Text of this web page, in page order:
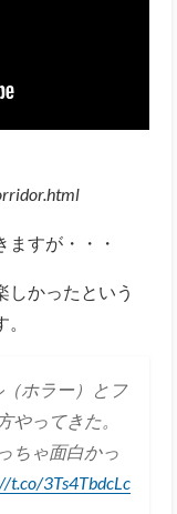
すが・・・
しかったという
（ホラー）とフ
やってきた。
ちゃ面白かっ
t.co/3Ts4TbdcLc